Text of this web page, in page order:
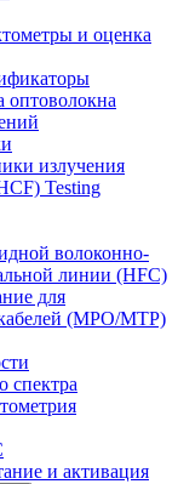
и оценка
оптоволокна
излучения
Testing
волоконно-
линии (HFC)
для
(MPO/MTP)
спектра
и активация